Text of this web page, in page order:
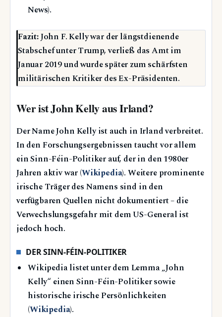
News).
Fazit:John F. Kelly war der längstdienende
Stabschef unter Trump, verließ das Amt im
Januar 2019 und wurde später zum schärfsten
militärischen Kritiker des Ex-Präsidenten.
Wer ist John Kelly aus Irland?
Der Name John Kelly ist auch in Irland verbreitet.
In den Forschungsergebnissen taucht vor allem
ein Sinn-Féin-Politiker auf, der in den 1980er
Jahren aktiv war (Wikipedia). Weitere prominente
irische Träger des Namens sind in den
verfügbaren Quellen nicht dokumentiert – die
Verwechslungsgefahr mit dem US-General ist
jedoch hoch.
DER SINN-FÉIN-POLITIKER
Wikipedia listet unter dem Lemma „John
Kelly“ einen Sinn-Féin-Politiker sowie
historische irische Persönlichkeiten
(Wikipedia).